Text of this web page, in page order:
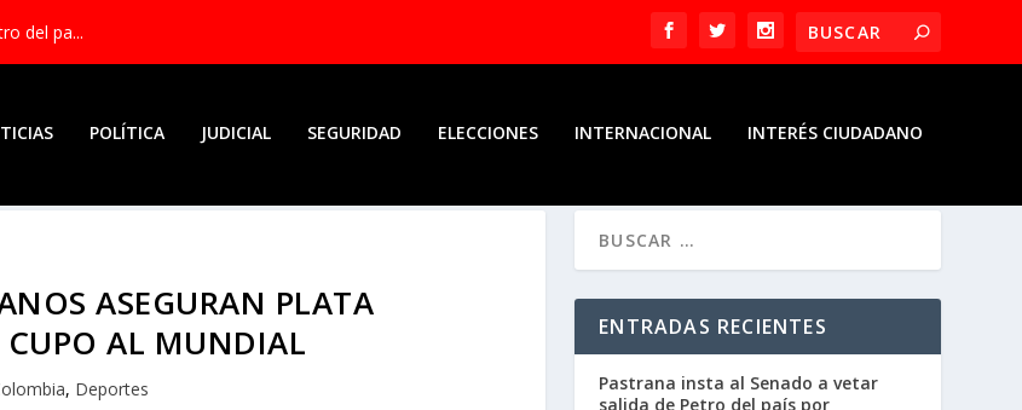
del pa...
POLÍTICA JUDICIAL SEGURIDAD ELECCIONES INTERNACIONAL INTERÉS CIUDADANO
ASEGURAN PLATA
AL MUNDIAL
, Deportes
ENTRADAS RECIENTES
Pastrana insta al Senado a vetar
salida de Petro del país por